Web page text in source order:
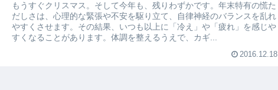
もうすぐクリスマス。そして今年も、残りわずかです。年末特有の慌た
だしさは、心理的な緊張や不安を駆り立て、自律神経のバランスを乱れ
やすくさせます。その結果、いつも以上に「冷え」や「疲れ」を感じや
すくなることがあります。体調を整えるうえで、カギ...
2016.12.18